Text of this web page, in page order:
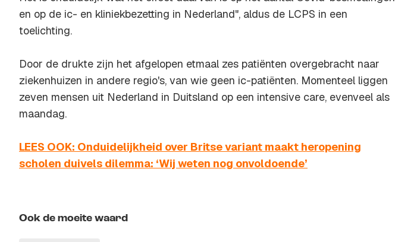
en op de ic- en kliniekbezetting in Nederland", aldus de LCPS in een
toelichting.
Door de drukte zijn het afgelopen etmaal zes patiënten overgebracht naar
ziekenhuizen in andere regio's, van wie geen ic-patiënten. Momenteel liggen
zeven mensen uit Nederland in Duitsland op een intensive care, evenveel als
maandag.
LEES OOK: Onduidelijkheid over Britse variant maakt heropening
scholen duivels dilemma: ‘Wij weten nog onvoldoende’
Ook de moeite waard